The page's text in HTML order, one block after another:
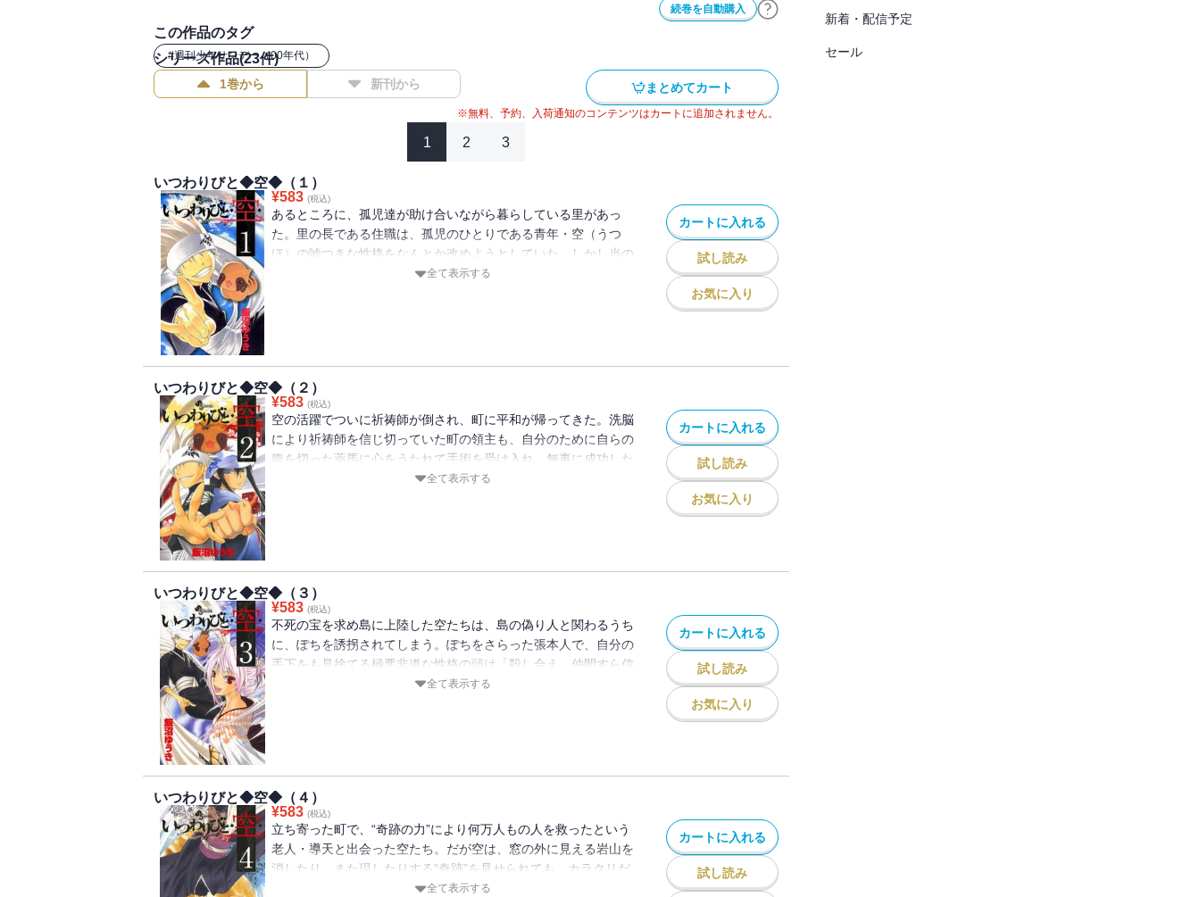
続巻を自動購入
この作品のタグ
#週刊少年サンデー（00年代）
シリーズ作品(23件)
1巻から 新刊から まとめてカート
※無料、予約、入荷通知のコンテンツはカートに追加されません。
1 2 3
いつわりびと◆空◆（１）
¥583 (税込)
あるところに、孤児達が助け合いながら暮らしている里があっ
た。里の長である住職は、孤児のひとりである青年・空（うつ
ほ）の嘘つきな性格をなんとか改めようとしていた。しかし当の
本人は「バカ正直に生きるなんてブザマだ」と聞く耳を持たな
全て表示する
カートに入れる
試し読み
お気に入り
いつわりびと◆空◆（２）
¥583 (税込)
空の活躍でついに祈祷師が倒され、町に平和が帰ってきた。洗脳
により祈祷師を信じ切っていた町の領主も、自分のために自らの
腹を切った薬馬に心をうたれて手術を受け入れ、無事に成功した
のだった。そして、空、薬馬、ぽちは成り行き上、一緒に旅路を
全て表示する
カートに入れる
試し読み
お気に入り
いつわりびと◆空◆（３）
¥583 (税込)
不死の宝を求め島に上陸した空たちは、島の偽り人と関わるうち
に、ぽちを誘拐されてしまう。ぽちをさらった張本人で、自分の
手下をも見捨てる極悪非道な性格の頭は「殺し合え、仲間すら信
じられずに」と言い残し姿をくらます。空たちは後を追うが、そ
全て表示する
カートに入れる
試し読み
お気に入り
いつわりびと◆空◆（４）
¥583 (税込)
立ち寄った町で、“奇跡の力”により何万人もの人を救ったという
老人・導天と出会った空たち。だが空は、窓の外に見える岩山を
消したり、また現したりする“奇跡”を見せられても、カラクリだ
と断言する。これを聞いた教団の信者たちは怒り出すが、空は自
全て表示する
カートに入れる
試し読み
新着・配信予定
セール